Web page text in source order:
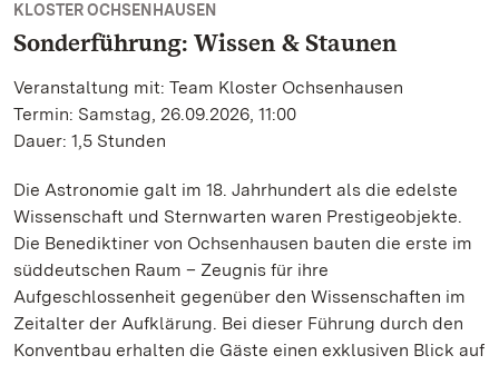
KLOSTER OCHSENHAUSEN
Sonderführung: Wissen & Staunen
Veranstaltung mit: Team Kloster Ochsenhausen
Termin: Samstag, 26.09.2026, 11:00
Dauer: 1,5 Stunden
Die Astronomie galt im 18. Jahrhundert als die edelste
Wissenschaft und Sternwarten waren Prestigeobjekte.
Die Benediktiner von Ochsenhausen bauten die erste im
süddeutschen Raum – Zeugnis für ihre
Aufgeschlossenheit gegenüber den Wissenschaften im
Zeitalter der Aufklärung. Bei dieser Führung durch den
Konventbau erhalten die Gäste einen exklusiven Blick auf